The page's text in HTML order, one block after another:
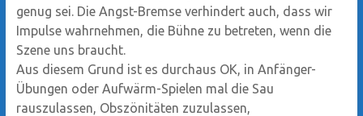
genug sei. Die Angst-Bremse verhindert auch, dass wir
Impulse wahrnehmen, die Bühne zu betreten, wenn die
Szene uns braucht.
Aus diesem Grund ist es durchaus OK, in Anfänger-
Übungen oder Aufwärm-Spielen mal die Sau
rauszulassen, Obszönitäten zuzulassen,